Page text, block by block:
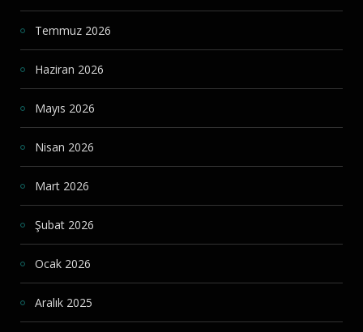
Temmuz 2026
Haziran 2026
Mayıs 2026
Nisan 2026
Mart 2026
Şubat 2026
Ocak 2026
Aralık 2025